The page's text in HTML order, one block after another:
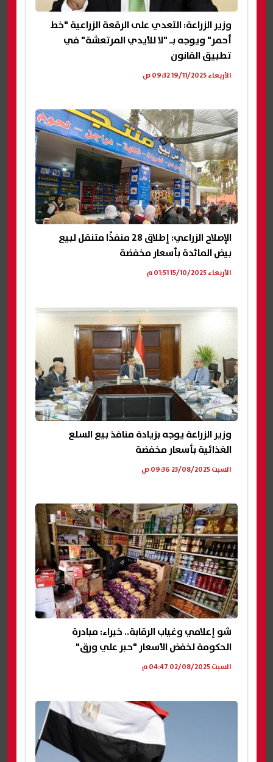
وزير الزراعة: التعدي على الرقعة الزراعية "خط
أحمر" ويوجه بـ "لا للأيدي المرتعشة" في
تطبيق القانون
الأربعاء 19/11/2025 09:32 ص
الإصلاح الزراعي: إطلاق 28 منفذًا متنقل لبيع
بيض المائدة بأسعار مخفضة
الأربعاء 15/10/2025 01:51 م
وزير الزراعة يوجه بزيادة منافذ بيع السلع
الغذائية بأسعار مخفضة
السبت 23/08/2025 09:36 ص
شو إعلامي وغياب الرقابة.. خبراء: مبادرة
الحكومة لخفض الأسعار "حبر علي ورق"
السبت 02/08/2025 04:47 م